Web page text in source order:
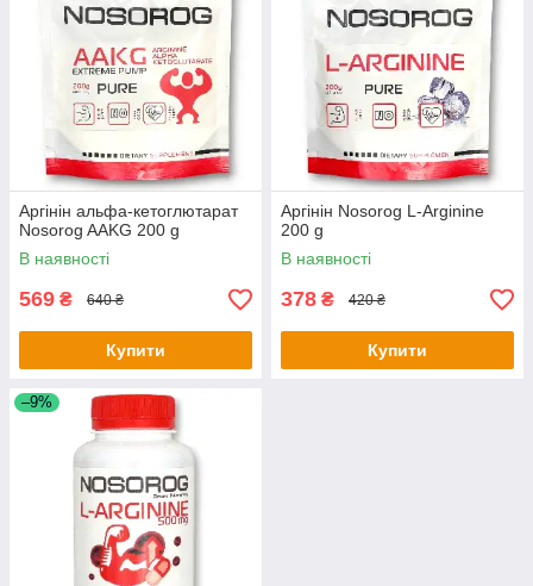
Аргінін альфа-кетоглютарат
Nosorog AAKG 200 g
В наявності
569 ₴ 640 ₴
Купити
Аргінін Nosorog L-Arginine
200 g
В наявності
378 ₴ 420 ₴
Купити
–9%